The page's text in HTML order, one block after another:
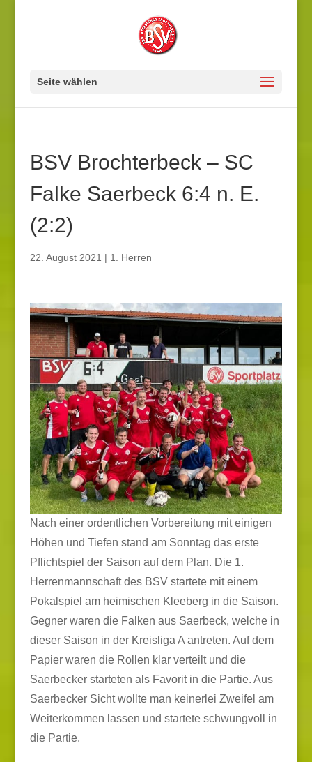
Seite wählen
BSV Brochterbeck – SC
Falke Saerbeck 6:4 n. E.
(2:2)
22. August 2021 | 1. Herren
Nach einer ordentlichen Vorbereitung mit einigen
Höhen und Tiefen stand am Sonntag das erste
Pflichtspiel der Saison auf dem Plan. Die 1.
Herrenmannschaft des BSV startete mit einem
Pokalspiel am heimischen Kleeberg in die Saison.
Gegner waren die Falken aus Saerbeck, welche in
dieser Saison in der Kreisliga A antreten. Auf dem
Papier waren die Rollen klar verteilt und die
Saerbecker starteten als Favorit in die Partie. Aus
Saerbecker Sicht wollte man keinerlei Zweifel am
Weiterkommen lassen und startete schwungvoll in
die Partie.